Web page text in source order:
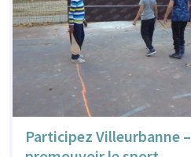
Participez Villeurbanne –